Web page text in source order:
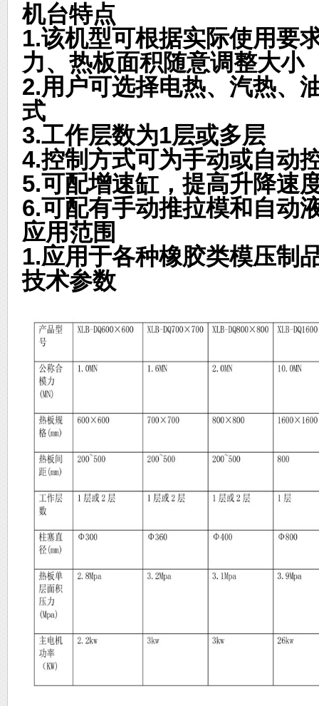
机台特点
1.该机型可根据实际使用要
力、热板面积随意调整大小
2.用户可选择电热、汽热、
式
3.工作层数为1层或多层
4.控制方式可为手动或自动
5.可配增速缸，提高升降速
6.可配有手动推拉模和自动
应用范围
1.应用于各种橡胶类模压制
技术参数